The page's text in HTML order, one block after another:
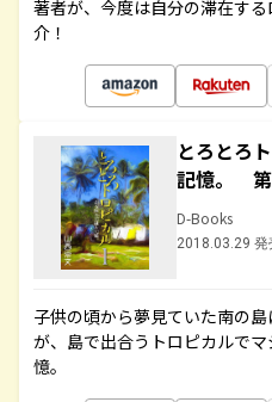
著者が、今度は自分の滞在す
介！
とろとろ
記憶。
D-Books
2018.03.29 発
子供の頃から夢見ていた南の
が、島で出合うトロピカルで
憶。